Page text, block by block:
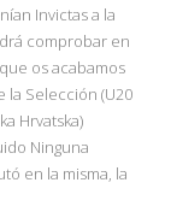
Invictas a la
comprobar en
os acabamos
la Selección (U20
Hrvatska)
Ninguna
en la misma, la